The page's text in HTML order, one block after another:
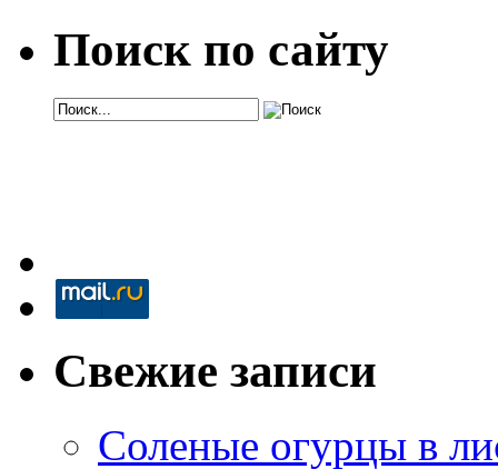
Поиск по сайту
Свежие записи
Соленые огурцы в